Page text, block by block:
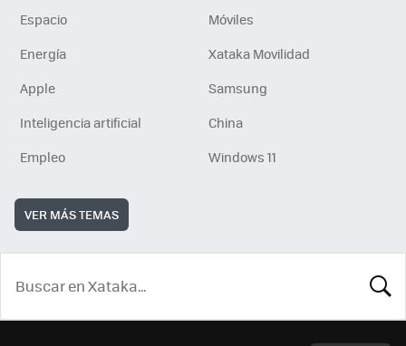
Espacio
Móviles
Energía
Xataka Movilidad
Apple
Samsung
Inteligencia artificial
China
Empleo
Windows 11
VER MÁS TEMAS